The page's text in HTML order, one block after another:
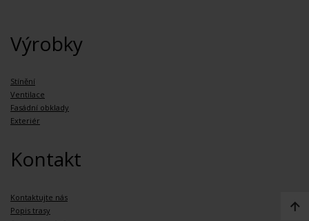
Výrobky
Stínění
Ventilace
Fasádní obklady
Exteriér
Kontakt
Kontaktujte nás
Popis trasy